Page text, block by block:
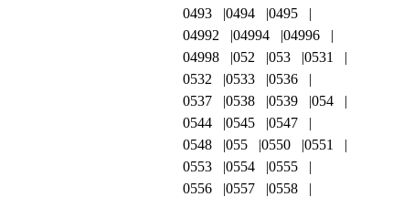
0493
0494
0495
04992
04994
04996
04998
052 053
0531
0532
0533
0536
0537
0538 0539
054
0544
0545
0547
0548
055 0550
0551
0553
0554
0555
0556
0557
0558